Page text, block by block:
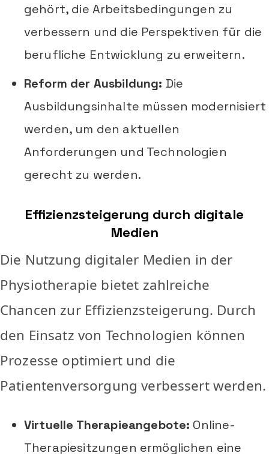
gehört, die Arbeitsbedingungen zu
verbessern und die Perspektiven für die
berufliche Entwicklung zu erweitern.
Reform der Ausbildung: Die
Ausbildungsinhalte müssen modernisiert
werden, um den aktuellen
Anforderungen und Technologien
gerecht zu werden.
Effizienzsteigerung durch digitale
Medien
Die Nutzung digitaler Medien in der
Physiotherapie bietet zahlreiche
Chancen zur Effizienzsteigerung. Durch
den Einsatz von Technologien können
Prozesse optimiert und die
Patientenversorgung verbessert werden.
Virtuelle Therapieangebote: Online-
Therapiesitzungen ermöglichen eine